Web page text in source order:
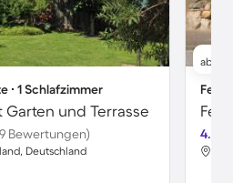
∙ 1 Schlafzimmer
und Terrasse
Bewertungen)
Deutschland
ab
4.6